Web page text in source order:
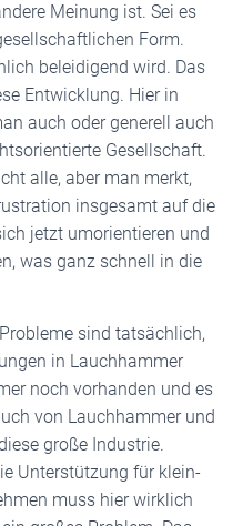
Meinung ist. Sei es
Form.
beleidigend wird. Das
Entwicklung. Hier in
auch oder generell auch
Gesellschaft.
alle, aber man merkt,
insgesamt auf die
jetzt umorientieren und
was ganz schnell in die
sind tatsächlich,
in Lauchhammer
noch vorhanden und es
von Lauchhammer und
große Industrie.
Unterstützung für klein-
muss hier wirklich